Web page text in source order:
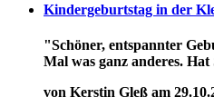
Kindergeburtstag in der
"Schöner, entspannter
Mal was ganz anderes.
von Kerstin Gleß am